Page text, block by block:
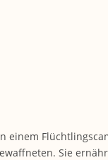
einem
Sie